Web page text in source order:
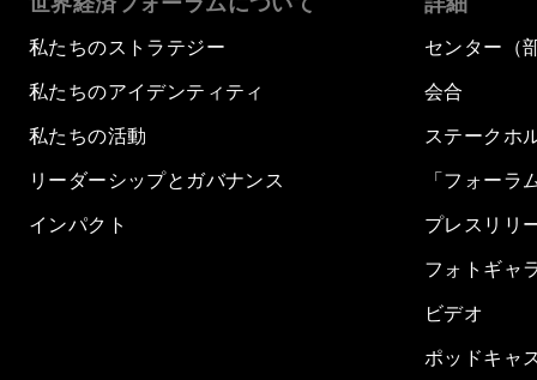
私たちのストラテジー
私たちのアイデンティティ
私たちの活動
リーダーシップとガバナンス
インパクト
センター（
会合
ステークホ
「フォーラ
プレスリリ
フォトギャ
ビデオ
ポッドキャ